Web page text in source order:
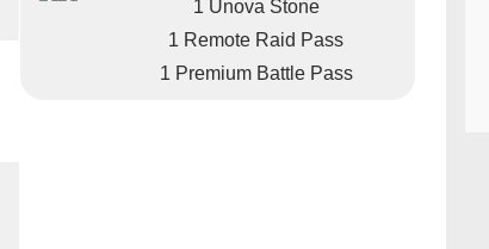
1 Unova Stone
1 Remote Raid Pass
1 Premium Battle Pass